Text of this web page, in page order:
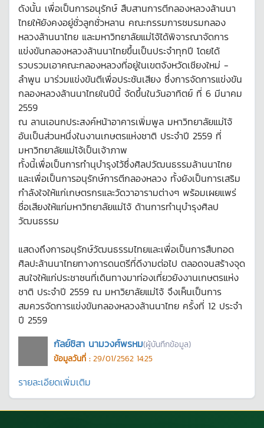
ดังนั้น เพื่อเป็นการอนุรักษ์ สืบสานการตีกลองหลวงล้านนา
ไทยให้ยังคงอยู่ชั่วลูกชั่วหลาน คณะกรรมการชมรมกลอง
หลวงล้านนาไทย และมหาวิทยาลัยแม่โจ้ได้พิจารณาจัดการ
แข่งขันกลองหลวงล้านนาไทยขึ้นเป็นประจำทุกปี โดยได้
รวบรวมเอาคณะกลองหลวงที่อยู่ในเขตจังหวัดเชียงใหม่ -
ลำพูน มาร่วมแข่งขันตีเพื่อประชันเสียง ซึ่งการจัดการแข่งขัน
กลองหลวงล้านนาไทยในปีนี้ จัดขึ้นในวันอาทิตย์ ที่ 6 มีนาคม
2559
ณ ลานเอนกประสงค์หน้าอาคารเพิ่มพูล มหาวิทยาลัยแม่โจ้
อันเป็นส่วนหนึ่งในงานเกษตรแห่งชาติ ประจำปี 2559 ที่
มหาวิทยาลัยแม่โจ้เป็นเจ้าภาพ
ทั้งนี้เพื่อเป็นการทำนุบำรุงไว้ซึ่งศิลปวัฒนธรรมล้านนาไทย
และเพื่อเป็นการอนุรักษ์การตีกลองหลวง ทั้งยังเป็นการเสริม
กำลังใจให้แก่เกษตรกรและวัดวาอารามต่างๆ พร้อมเผยแพร่
ชื่อเสียงให้แก่มหาวิทยาลัยแม่โจ้ ด้านการทำนุบำรุงศิลป
วัฒนธรรม
แสดงถึงการอนุรักษ์วัฒนธรรมไทยและเพื่อเป็นการสืบทอด
ศิลปะล้านนาไทยทางการดนตรีที่ดีงามต่อไป ตลอดจนสร้างจุด
สนใจให้แก่ประชาชนที่เดินทางมาท่องเที่ยวยังงานเกษตรแห่ง
ชาติ ประจำปี 2559 ณ มหาวิยาลัยแม่โจ้ จึงเห็นเป็นการ
สมควรจัดการแข่งขันกลองหลวงล้านนาไทย ครั้งที่ 12 ประจำ
ปี 2559
กัลย์ชิสา นามวงศ์พรหม(ผู้บันทึกข้อมูล)
ข้อมูลวันที่ : 29/01/2562 14:25
รายละเอียดเพิ่มเติม